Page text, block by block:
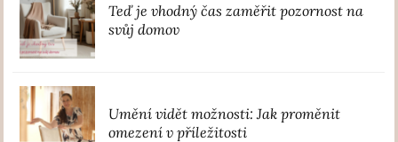
Teď je vhodný čas zaměřit pozornost na
svůj domov
Umění vidět možnosti: Jak proměnit
omezení v příležitosti